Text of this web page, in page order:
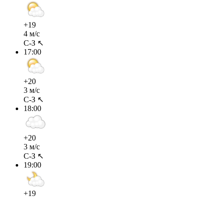
+19
4 м/с
С-З ↖
17:00
+20
3 м/с
С-З ↖
18:00
+20
3 м/с
С-З ↖
19:00
+19